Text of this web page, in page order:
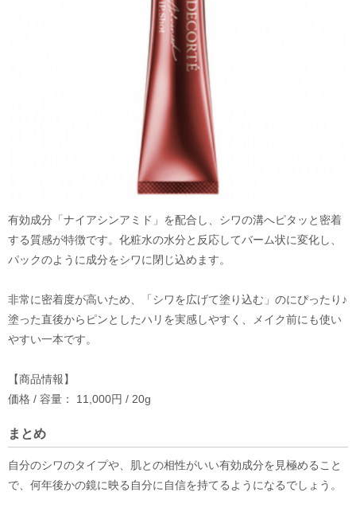
有効成分「ナイアシンアミド」を配合し、シワの溝へピタッと密着
する質感が特徴です。化粧水の水分と反応してバーム状に変化し、
パックのように成分をシワに閉じ込めます。
非常に密着度が高いため、「シワを広げて塗り込む」のにぴったり♪
塗った直後からピンとしたハリを実感しやすく、メイク前にも使い
やすい一本です。
【商品情報】
価格 / 容量： 11,000円 / 20g
まとめ
自分のシワのタイプや、肌との相性がいい有効成分を見極めること
で、何年後かの鏡に映る自分に自信を持てるようになるでしょう。